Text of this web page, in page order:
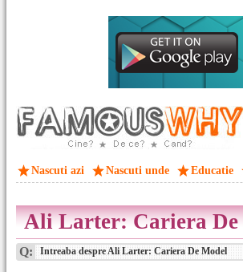
Nascuti azi Nascuti unde Educatie
Ali Larter: Cariera De
Q: Intreaba despre Ali Larter: Cariera De Model